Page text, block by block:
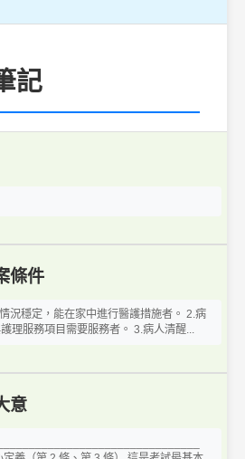
記
條件
況穩定，能在家中進行醫護措施者。 2.病
理服務項目需要服務者。 3.病人清醒...
意